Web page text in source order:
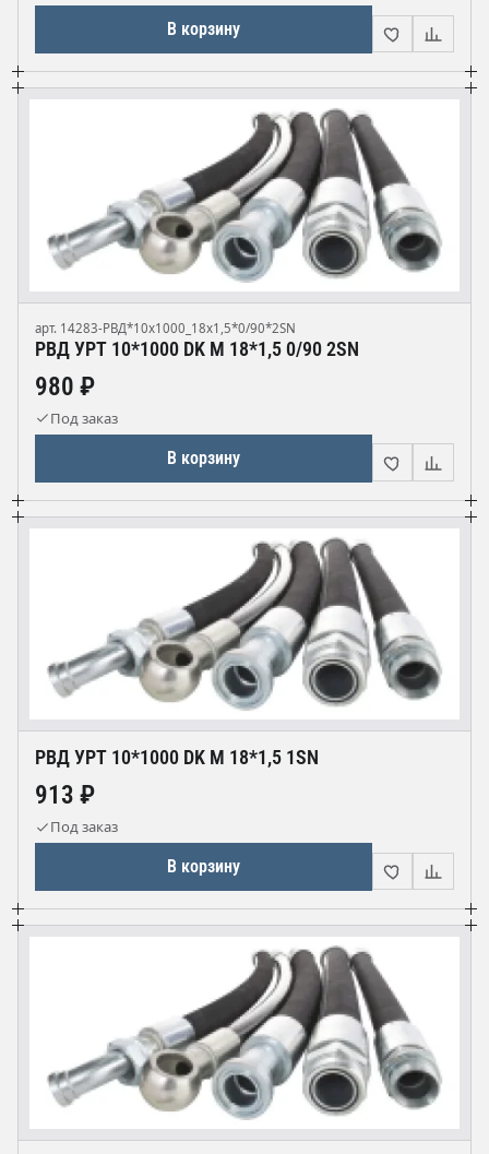
В корзину
арт. 14283-РВД*10х1000_18х1,5*0/90*2SN
РВД УРТ 10*1000 DK М 18*1,5 0/90 2SN
980 ₽
Под заказ
В корзину
РВД УРТ 10*1000 DK М 18*1,5 1SN
913 ₽
Под заказ
В корзину